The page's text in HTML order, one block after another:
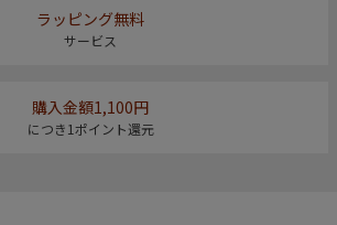
ラッピング無料
サービス
購入金額1,100円
につき1ポイント還元